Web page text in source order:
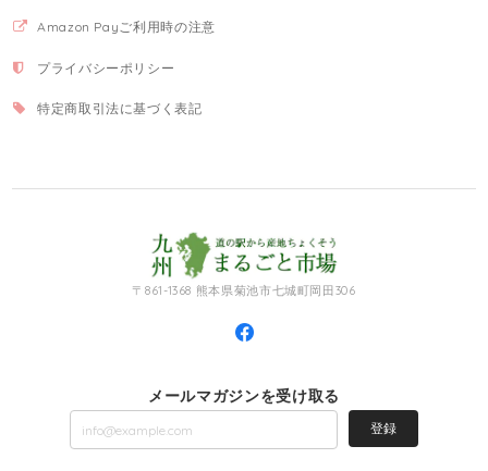
Amazon Payご利用時の注意
プライバシーポリシー
特定商取引法に基づく表記
〒861-1368 熊本県菊池市七城町岡田306
メールマガジンを受け取る
登録